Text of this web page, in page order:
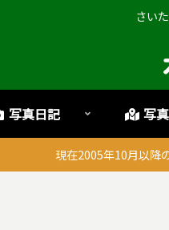
さい
写真日記 写
現在2005年10月以降